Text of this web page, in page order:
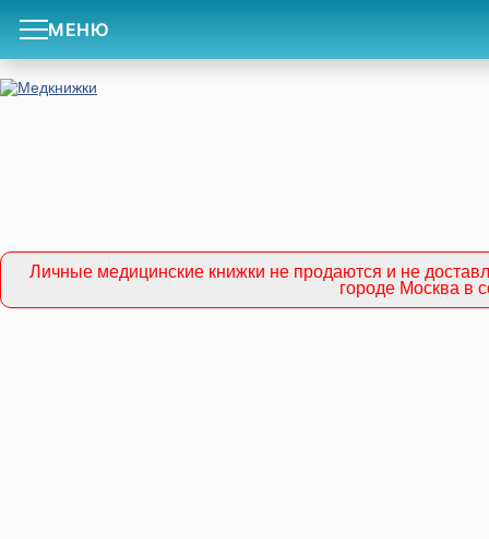
МЕНЮ
Личные медицинские книжки не продаются и не
городе Москва в